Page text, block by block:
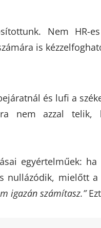
Nem HR-
is
és lufi a
nem azzal telik,
egyértelműek:
nullázódik, mielőtt
igazán számítasz.”